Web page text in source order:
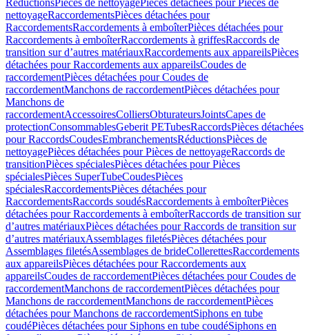
RéductionsPièces de nettoyagePièces détachées pour Pièces de
nettoyageRaccordementsPièces détachées pour
RaccordementsRaccordements à emboîterPièces détachées pour
Raccordements à emboîterRaccordements à griffesRaccords de
transition sur d’autres matériauxRaccordements aux appareilsPièces
détachées pour Raccordements aux appareilsCoudes de
raccordementPièces détachées pour Coudes de
raccordementManchons de raccordementPièces détachées pour
Manchons de
raccordementAccessoiresColliersObturateursJointsCapes de
protectionConsommablesGeberit PETubesRaccordsPièces détachées
pour RaccordsCoudesEmbranchementsRéductionsPièces de
nettoyagePièces détachées pour Pièces de nettoyageRaccords de
transitionPièces spécialesPièces détachées pour Pièces
spécialesPièces SuperTubeCoudesPièces
spécialesRaccordementsPièces détachées pour
RaccordementsRaccords soudésRaccordements à emboîterPièces
détachées pour Raccordements à emboîterRaccords de transition sur
d’autres matériauxPièces détachées pour Raccords de transition sur
d’autres matériauxAssemblages filetésPièces détachées pour
Assemblages filetésAssemblages de brideCollerettesRaccordements
aux appareilsPièces détachées pour Raccordements aux
appareilsCoudes de raccordementPièces détachées pour Coudes de
raccordementManchons de raccordementPièces détachées pour
Manchons de raccordementManchons de raccordementPièces
détachées pour Manchons de raccordementSiphons en tube
coudéPièces détachées pour Siphons en tube coudéSiphons en